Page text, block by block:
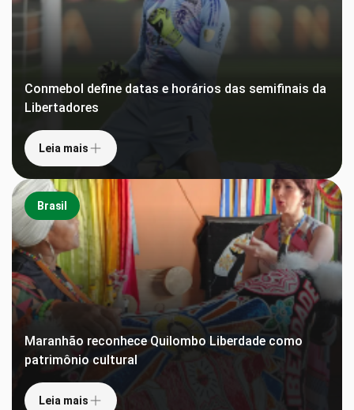
Conmebol define datas e horários das semifinais da
Libertadores
Leia mais
Brasil
Maranhão reconhece Quilombo Liberdade como
patrimônio cultural
Leia mais